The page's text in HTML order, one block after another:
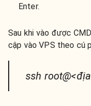
Enter.
Sau khi vào được
cập vào VPS theo cú
ssh